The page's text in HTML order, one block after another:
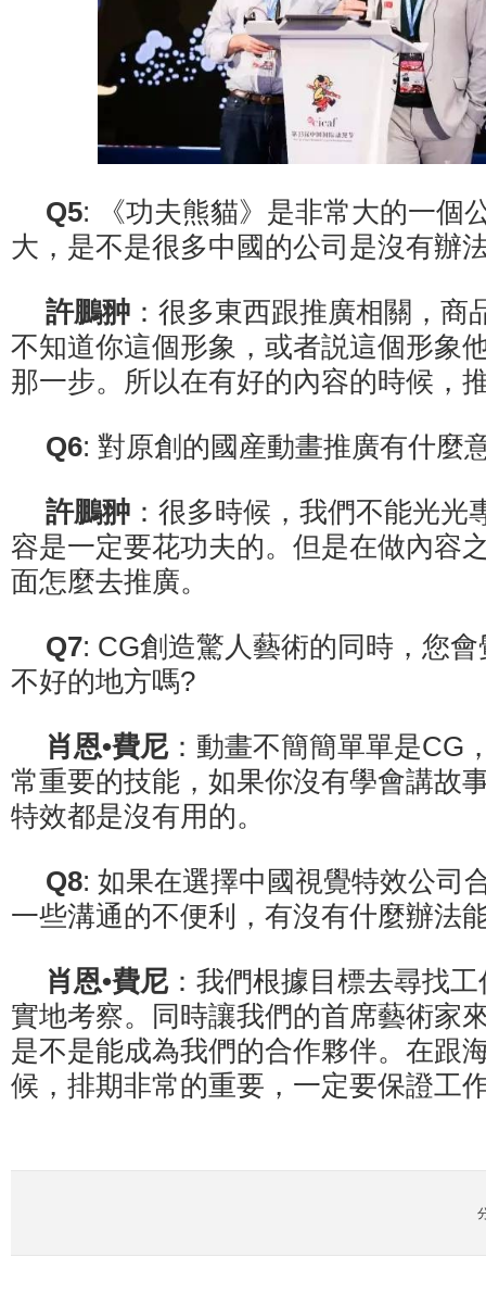
Q5: 《功夫熊貓》是非常大的一個
大，是不是很多中國的公司是沒有辦
許鵬翀 ：很多東西跟推廣相關，商
不知道你這個形象，或者説這個形象
那一步。所以在有好的內容的時候，
Q6: 對原創的國産動畫推廣有什麼
許鵬翀 ：很多時候，我們不能光光
容是一定要花功夫的。但是在做內容
面怎麼去推廣。
Q7: CG創造驚人藝術的同時，您
不好的地方嗎?
肖恩•費尼：動畫不簡簡單單是CG
常重要的技能，如果你沒有學會講故
特效都是沒有用的。
Q8: 如果在選擇中國視覺特效公司
一些溝通的不便利，有沒有什麼辦法
肖恩•費尼：我們根據目標去尋找
實地考察。同時讓我們的首席藝術家
是不是能成為我們的合作夥伴。在跟
候，排期非常的重要，一定要保證工